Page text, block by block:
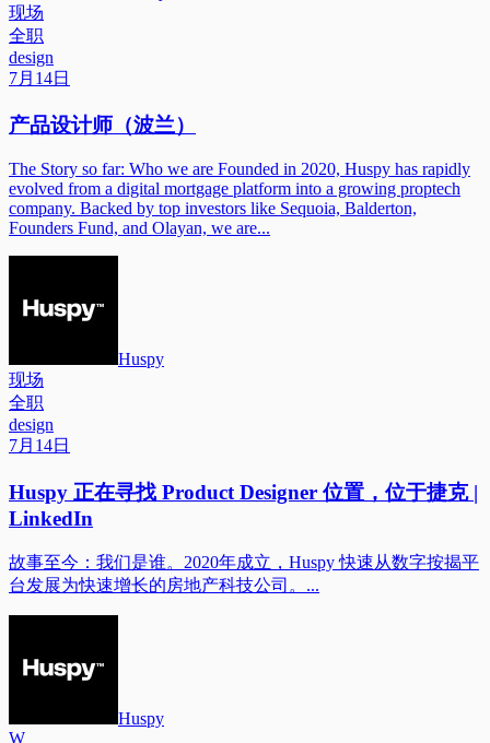
现场
全职
design
7月14日
产品设计师（波兰）
The Story so far: Who we are Founded in 2020, Huspy has rapidly
evolved from a digital mortgage platform into a growing proptech
company. Backed by top investors like Sequoia, Balderton,
Founders Fund, and Olayan, we are...
Huspy
现场
全职
design
7月14日
Huspy 正在寻找 Product Designer 位置，位于捷克 |
LinkedIn
故事至今：我们是谁。2020年成立，Huspy 快速从数字按揭平
台发展为快速增长的房地产科技公司。...
Huspy
W